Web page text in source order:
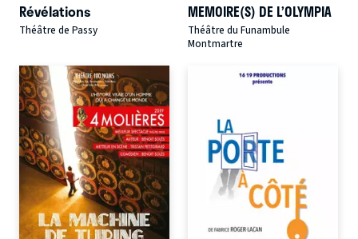
Révélations
Théâtre de Passy
MEMOIRE(S) DE L’OLYMPIA
Théâtre du Funambule
Montmartre